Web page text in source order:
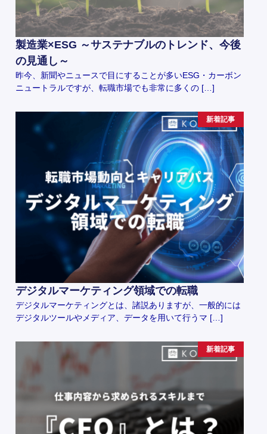
製造業×ESG ～サステナブルのトレンド、今後
の見通し～
昨今、新聞やニュースで目にすることが多いESG・カーボン
ニュートラルですが、転職市場でも非常に多くの […]
新着記事
デジタルマーケティング領域での転職
デジタルマーケティングとは、諸説ありますが、一般的には
デジタルツールやメディア、データを用いて行うマ […]
新着記事